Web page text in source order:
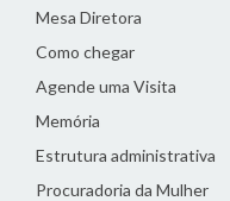
Mesa Diretora
Como chegar
Agende uma Visita
Memória
Estrutura administrativa
Procuradoria da Mulher